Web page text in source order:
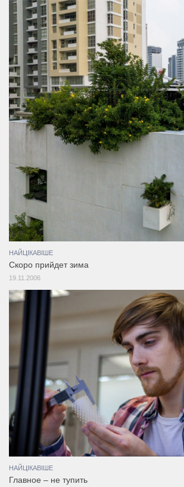
НАЙЦІКАВІШЕ
Скоро прийдет зима
19.11.2006
НАЙЦІКАВІШЕ
Главное – не тупить